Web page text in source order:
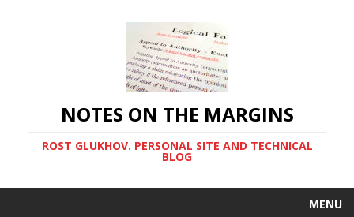
NOTES ON THE MARGINS
ROST GLUKHOV. PERSONAL SITE AND TECHNICAL
BLOG
MENU